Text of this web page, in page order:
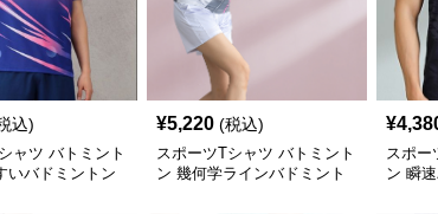
込)
ャツ バトミント
いバドミントン
¥5,220 (税込)
スポーツTシャツ バトミント
ン 幾何学ラインバドミント
¥
スポー
ン 瞬